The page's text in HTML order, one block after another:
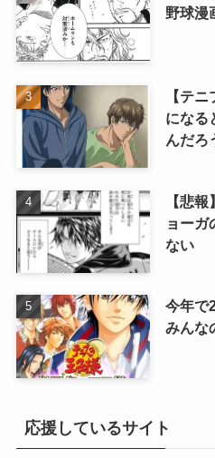
野球漫
【テ
になる
んだろ
【悲
ョーガ
ない
今年で
みんな
応援しているサイト